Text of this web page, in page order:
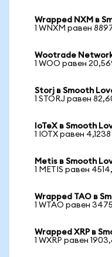
Wrapped NXM в
1 WNXM равен
Wootrade
1 WOO равен
Storj в Smooth
1 STORJ равен
IoTeX в Smooth
1 IOTX равен 4,1238
Metis в Smooth
1 METIS равен
Wrapped TAO в
1 WTAO равен
Wrapped XRP в
1 WXRP равен